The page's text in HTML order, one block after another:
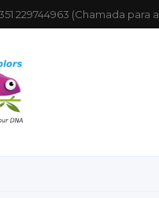
229744963 (Chamada para